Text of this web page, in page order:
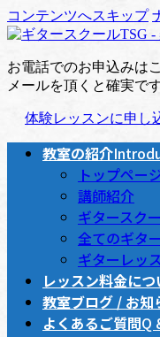
コンテンツへスキップ
お電話でのお申込みは
メールを頂くと確実で
体験レッスンに申し
教室の紹介
トップペー
講師紹介
ギタースク
全てのギタ
ギターレッ
レッスン料金につ
教室ブログ / お知
よくあるご質問Q